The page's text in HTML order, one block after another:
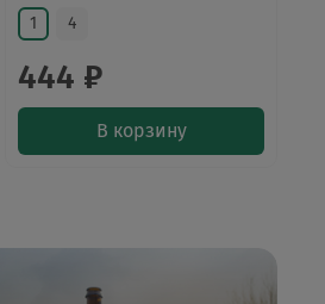
1 4
444 ₽
В корзину